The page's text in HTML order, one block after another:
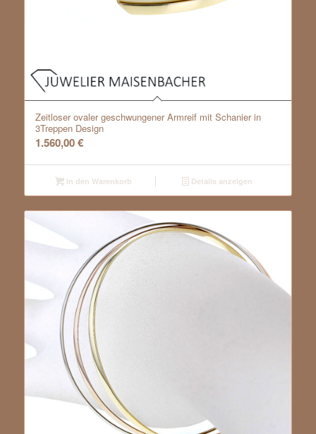
Zeitloser ovaler geschwungener Armreif mit Schanier in
3Treppen Design
1.560,00€
In den Warenkorb Details anzeigen